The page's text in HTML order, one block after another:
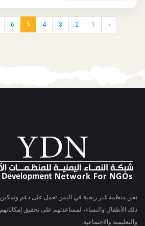
‹
1
2
3
4
5
6
نحن منظمة غير ربحية في اليمن تعمل على دعم وتمكين
ذلك الأطفال والنساء، لمساعدتهم على تحقيق
والتعليمية والاجتماعية.